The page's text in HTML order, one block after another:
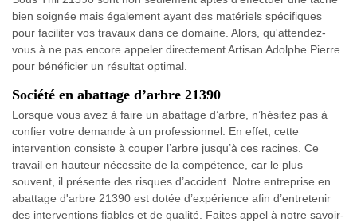
bien soignée mais également ayant des matériels spécifiques
pour faciliter vos travaux dans ce domaine. Alors, qu'attendez-
vous à ne pas encore appeler directement Artisan Adolphe Pierre
pour bénéficier un résultat optimal.
Société en abattage d’arbre 21390
Lorsque vous avez à faire un abattage d’arbre, n’hésitez pas à
confier votre demande à un professionnel. En effet, cette
intervention consiste à couper l’arbre jusqu’à ces racines. Ce
travail en hauteur nécessite de la compétence, car le plus
souvent, il présente des risques d’accident. Notre entreprise en
abattage d'arbre 21390 est dotée d’expérience afin d’entretenir
des interventions fiables et de qualité. Faites appel à notre savoir-